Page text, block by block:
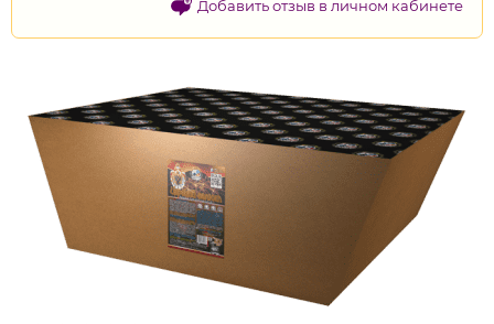
Добавить отзыв в личном кабинете